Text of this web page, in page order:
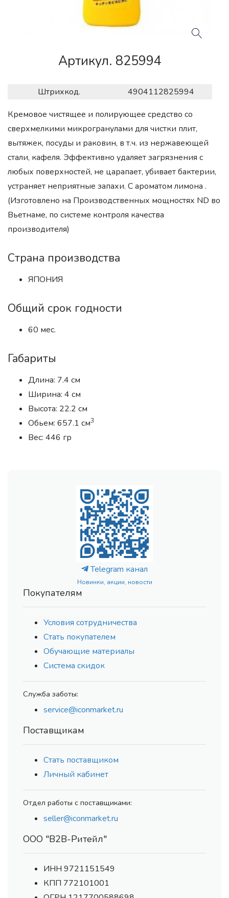
Артикул. 825994
Штрихкод.
4904112825994
Кремовое чистящее и полирующее средство со
сверхмелкими микрогранулами для чистки плит,
вытяжек, посуды и раковин, в т.ч. из нержавеющей
стали, кафеля. Эффективно удаляет загрязнения с
любых поверхностей, не царапает, убивает бактерии,
устраняет неприятные запахи. С ароматом лимона .
(Изготовлено на Производственных мощностях ND во
Вьетнаме, по системе контроля качества
производителя)
Страна производства
ЯПОНИЯ
Общий срок годности
60 мес.
Габариты
Длина: 7.4 см
Ширина: 4 см
Высота: 22.2 см
Обьем: 657.1 см3
Вес: 446 гр
Telegram канал
Новинки, акции, новости
Покупателям
Условия сотрудничества
Стать покупателем
Обучающие материалы
Система скидок
Служба заботы:
service@iconmarket.ru
Поставщикам
Стать поставщиком
Личный кабинет
Отдел работы с поставщиками:
seller@iconmarket.ru
ООО "В2В-Ритейл"
ИНН 9721151549
КПП 772101001